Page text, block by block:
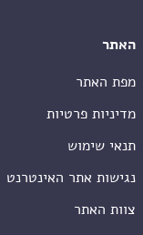
האתר
מפת האתר
מדיניות פרטיות
תנאי שימוש
נגישות אתר האינטרנט
צוות האתר